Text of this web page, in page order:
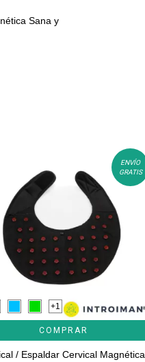
Sana y
ENVÍO
GRATIS
+1
COMPRAR
/ Espaldar Cervical Magnética